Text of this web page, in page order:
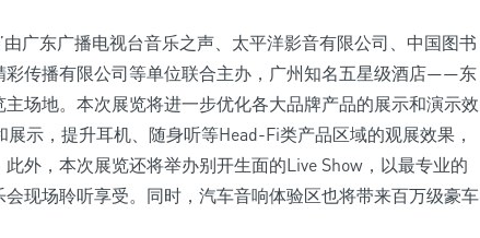
广东广播电视台音乐之声、太平洋影音有限公司、中国图书
彩传播有限公司等单位联合主办，广州知名五星级酒店——东
场地。本次展览将进一步优化各大品牌产品的展示和演示效
示，提升耳机、随身听等Head-Fi类产品区域的观展效果，
外，本次展览还将举办别开生面的Live Show，以最专业的
现场聆听享受。同时，汽车音响体验区也将带来百万级豪车